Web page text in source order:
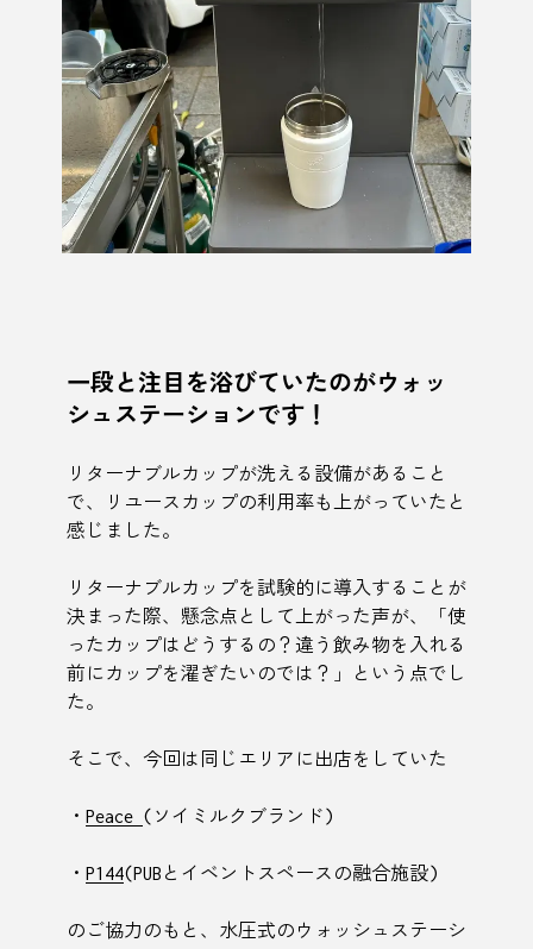
一段と注目を浴びていたのがウォッ
シュステーションです！
リターナブルカップが洗える設備があること
で、リユースカップの利用率も上がっていたと
感じました。
リターナブルカップを試験的に導入することが
決まった際、懸念点として上がった声が、「使
ったカップはどうするの？違う飲み物を入れる
前にカップを濯ぎたいのでは？」という点でし
た。
そこで、今回は同じエリアに出店をしていた
・ Peace (ソイミルクブランド)
・ P144(PUBとイベントスペースの融合施設)
のご協力のもと、水圧式のウォッシュステーシ